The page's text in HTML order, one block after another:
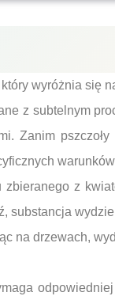
wyróżnia się
z subtelnym
Zanim
z
substancja
na drzewach,